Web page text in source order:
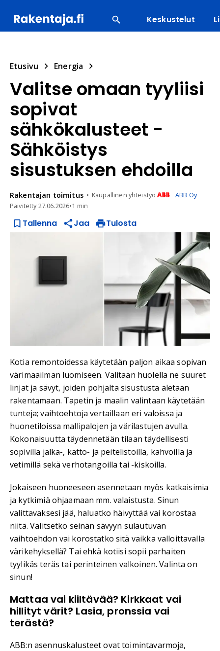
Keskustelut
Etusivu Energia
Valitse omaan tyyliisi
sopivat
sähkökalusteet -
Sähköistys
sisustuksen ehdoilla
Rakentajan toimitus Kaupallinen yhteistyö
ABB Oy
Päivitetty27.06.2026•1 min
Tallenna Jaa Tulosta
Kotia remontoidessa käytetään paljon aikaa sopivan
värimaailman luomiseen. Valitaan huolella ne suuret
linjat ja sävyt, joiden pohjalta sisustusta aletaan
rakentamaan. Tapetin ja maalin valintaan käytetään
tunteja; vaihtoehtoja vertaillaan eri valoissa ja
huonetiloissa mallipalojen ja värilastujen avulla.
Kokonaisuutta täydennetään tilaan täydellisesti
sopivilla jalka-, katto- ja peitelistoilla, kahvoilla ja
vetimillä sekä verhotangoilla tai -kiskoilla.
Jokaiseen huoneeseen asennetaan myös katkaisimia
ja kytkimiä ohjaamaan mm. valaistusta. Sinun
valittavaksesi jää, haluatko häivyttää vai korostaa
niitä. Valitsetko seinän sävyyn sulautuvan
vaihtoehdon vai korostatko sitä vaikka valloittavalla
värikehyksellä? Tai ehkä kotiisi sopii parhaiten
tyylikäs teräs tai perinteinen valkoinen. Valinta on
sinun!
Mattaa vai kiiltävää? Kirkkaat vai
hillityt värit? Lasia, pronssia vai
terästä?
ABB:n asennuskalusteet ovat toimintavarmoja,